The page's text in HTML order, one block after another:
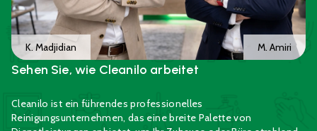
Foto auswählen
Foto / Video auswählen
Klicken Sie hier zum Anhängen, oder
17 18 19 20 21 22
24 25 26 27 28 29 30
31 1 2 3 4
Sehen Sie, wie Cleanilo arbeitet
Cleanilo ist ein führendes professionelles
Reinigungsunternehmen, das eine breite Palette von
K. Madjidian M. Amiri